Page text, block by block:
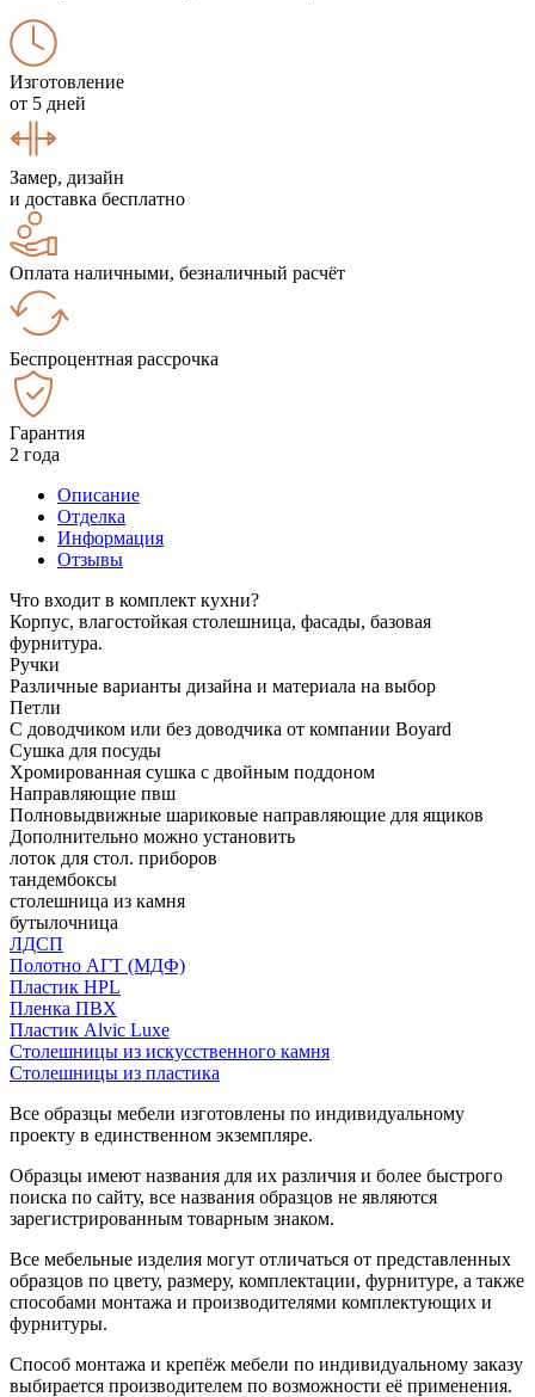
Изготовление
от 5 дней
Замер, дизайн
и доставка бесплатно
Оплата наличными, безналичный расчёт
Беспроцентная рассрочка
Гарантия
2 года
Описание
Отделка
Информация
Отзывы
Что входит в комплект кухни?
Корпус, влагостойкая столешница, фасады, базовая
фурнитура.
Ручки
Различные варианты дизайна и материала на выбор
Петли
С доводчиком или без доводчика от компании Boyard
Сушка для посуды
Хромированная сушка с двойным поддоном
Направляющие пвш
Полновыдвижные шариковые направляющие для ящиков
Дополнительно можно установить
лоток для стол. приборов
тандембоксы
столешница из камня
бутылочница
ЛДСП
Полотно АГТ (МДФ)
Пластик HPL
Пленка ПВХ
Пластик Alvic Luxe
Столешницы из искусственного камня
Столешницы из пластика
Все образцы мебели изготовлены по индивидуальному
проекту в единственном экземпляре.
Образцы имеют названия для их различия и более быстрого
поиска по сайту, все названия образцов не являются
зарегистрированным товарным знаком.
Все мебельные изделия могут отличаться от представленных
образцов по цвету, размеру, комплектации, фурнитуре, а также
способами монтажа и производителями комплектующих и
фурнитуры.
Способ монтажа и крепёж мебели по индивидуальному заказу
выбирается производителем по возможности её применения.